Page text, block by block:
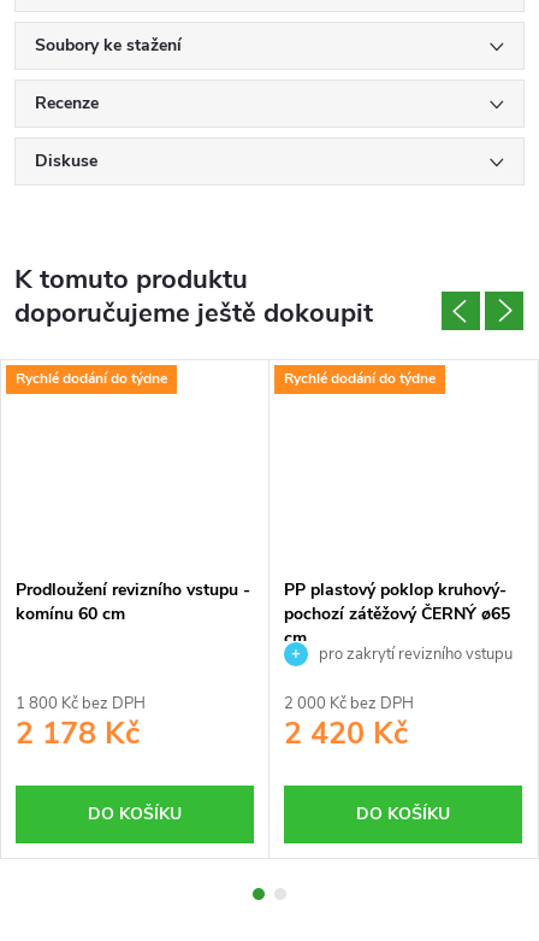
Soubory ke stažení
Recenze
Diskuse
K tomuto produktu
doporučujeme ještě dokoupit
Rychlé dodání do týdne
Prodloužení revizního vstupu -
komínu 60 cm
1 800 Kč bez DPH
2 178 Kč
DO KOŠÍKU
Rychlé dodání do týdne
PP plastový poklop kruhový-
pochozí zátěžový ČERNÝ ø65
cm
pro zakrytí revizního vstupu
2 000 Kč bez DPH
2 420 Kč
DO KOŠÍKU